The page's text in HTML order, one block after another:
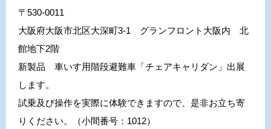
〒530-0011
大阪府大阪市北区大深町3-1 グランフロント大阪内 北
館地下2階
新製品 車いす用階段避難車「チェアキャリダン」出展
します。
試乗及び操作を実際に体験できますので、是非お立ち寄
りください。（小間番号：1012）